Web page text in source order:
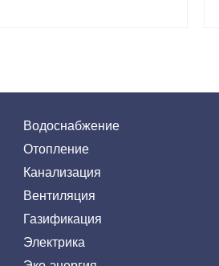
Водоснабжение
Отопление
Канализация
Вентиляция
Газификация
Электрика